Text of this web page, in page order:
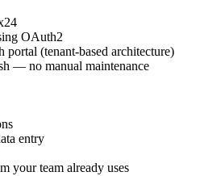
OAuth2
(tenant-based architecture)
— no manual maintenance
entry
your team already uses